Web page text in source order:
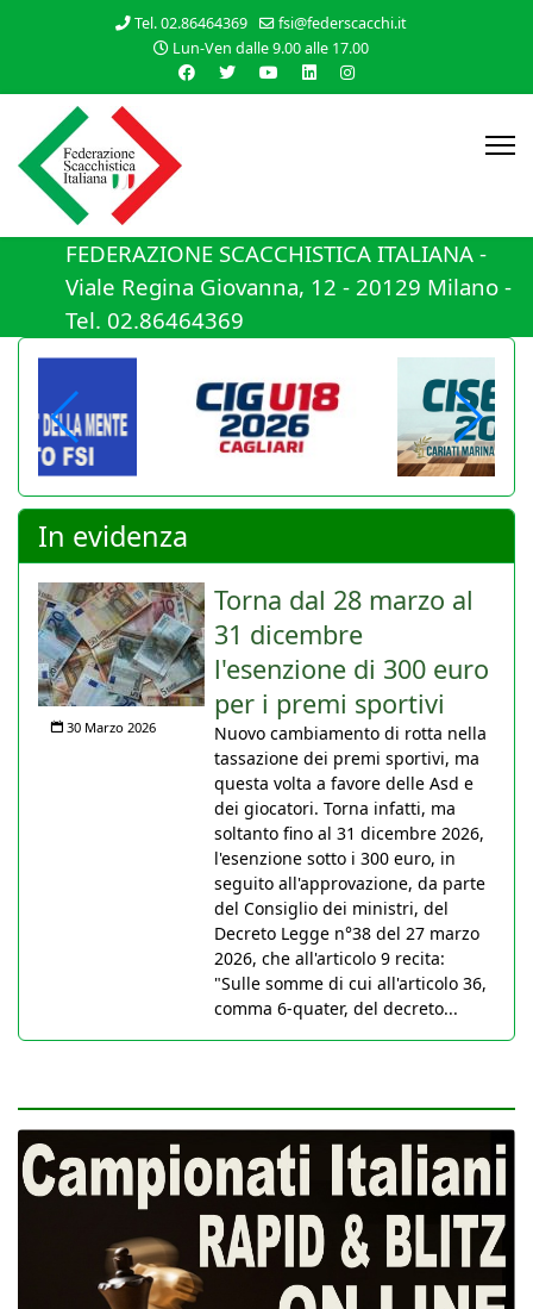
Tel. 02.86464369
fsi@federscacchi.it
Lun-Ven dalle 9.00 alle 17.00
FEDERAZIONE SCACCHISTICA ITALIANA -
Viale Regina Giovanna, 12 - 20129 Milano -
Tel. 02.86464369
In evidenza
30 Marzo 2026
Torna dal 28 marzo al
31 dicembre
l'esenzione di 300 euro
per i premi sportivi
Nuovo cambiamento di rotta nella
tassazione dei premi sportivi, ma
questa volta a favore delle Asd e
dei giocatori. Torna infatti, ma
soltanto fino al 31 dicembre 2026,
l'esenzione sotto i 300 euro, in
seguito all'approvazione, da parte
del Consiglio dei ministri, del
Decreto Legge n°38 del 27 marzo
2026, che all'articolo 9 recita:
"Sulle somme di cui all'articolo 36,
comma 6-quater, del decreto...